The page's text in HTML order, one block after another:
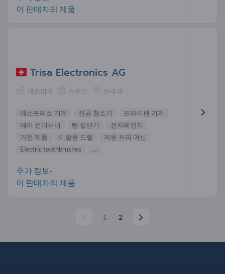
이 판매자의 제품
Trisa Electronics AG
제조업자 스위스 전세계
에스프레소 기계 진공 청소기
프라이팬 기계
에어 컨디셔너
빵 절단기
전자레인지
가전 제품
이발용 드릴
자동 커피 머신
Electric toothbrushes
...
추가 정보-
이 판매자의 제품
1 2